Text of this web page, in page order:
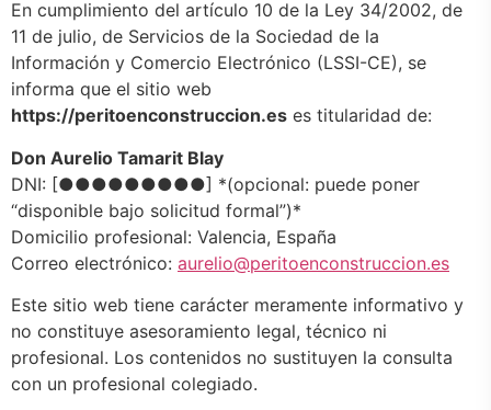
En cumplimiento del artículo 10 de la Ley 34/2002, de
11 de julio, de Servicios de la Sociedad de la
Información y Comercio Electrónico (LSSI-CE), se
informa que el sitio web
https://peritoenconstruccion.es es titularidad de:
Don Aurelio Tamarit Blay
DNI: [●●●●●●●●●] *(opcional: puede poner
“disponible bajo solicitud formal”)*
Domicilio profesional: Valencia, España
Correo electrónico: aurelio@peritoenconstruccion.es
Este sitio web tiene carácter meramente informativo y
no constituye asesoramiento legal, técnico ni
profesional. Los contenidos no sustituyen la consulta
con un profesional colegiado.